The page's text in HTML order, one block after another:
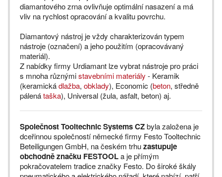
diamantového zrna ovlivňuje optimální nasazení a má
vliv na rychlost opracování a kvalitu povrchu.
Diamantový nástroj je vždy charakterizován typem
nástroje (označení) a jeho použitím (opracovávaný
materiál).
Z nabídky firmy Urdiamant lze vybrat nástroje pro práci
s mnoha různýmistavebními materiály - Keramik
(keramickádlažba, obklady), Economic (beton, středně
pálenátaška), Universal (žula, asfalt, beton) aj.
Společnost Tooltechnic Systems CZbyla založena je
dceřinnou společností německé firmy Festo Tooltechnic
Beteiligungen GmbH, na českém trhuzastupuje
obchodně značku FESTOOLa je přímým
pokračovatelem tradice značky Festo. Do široké škály